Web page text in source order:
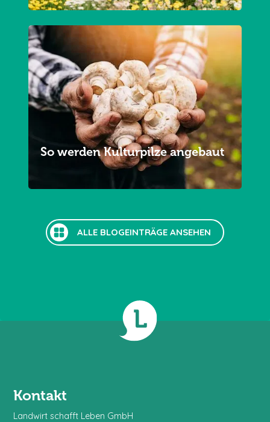
So werden Kulturpilze angebaut
ALLE BLOGEINTRÄGE ANSEHEN
Kontakt
Landwirt schafft Leben GmbH